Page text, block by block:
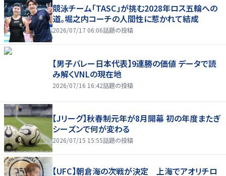
競泳チーム「TASC」が挑む2028年ロス五輪への
道。堀之内コーチの人間性に惹かれて結成
2026/07/17 06:06話題の投稿
【男子バレー日本代表】9連勝の価値 データで読
み解くVNLの現在地
2026/07/16 16:42話題の投稿
【Jリーグ】秋春制元年が8月開幕 初の年度またぎ
シーズンで何が変わる
2026/07/15 15:55話題の投稿
【UFC】朝倉海の次戦が決定 上海でアオリチロ